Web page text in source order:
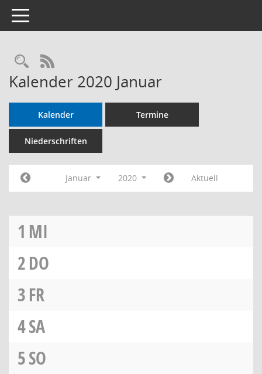
Toggle navigation
RSS-Feed
Kalender 2020 Januar
Kalender Termine
Niederschriften
Januar 2020 Aktuell
1 MI
2DO
3FR
4SA
5SO